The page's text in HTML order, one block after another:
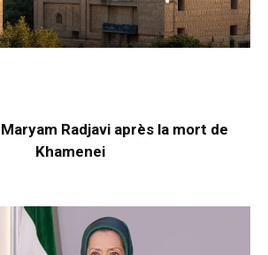
Radjavi après la mort de
Khamenei